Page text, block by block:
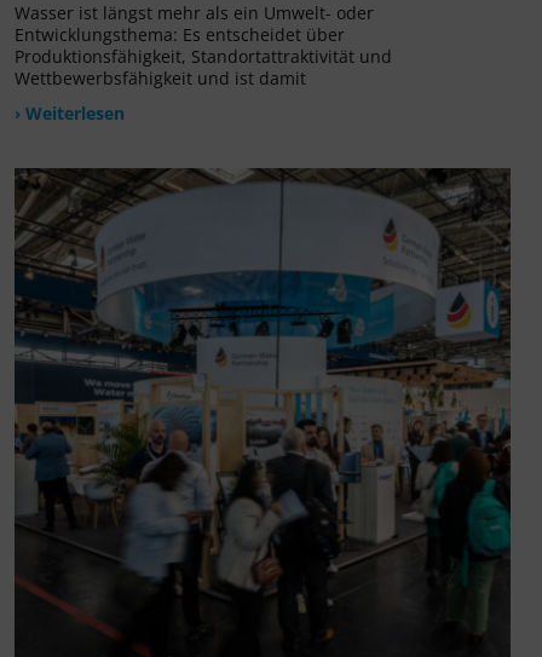
Wasser ist längst mehr als ein Umwelt- oder
Entwicklungsthema: Es entscheidet über
Produktionsfähigkeit, Standortattraktivität und
Wettbewerbsfähigkeit und ist damit
› Weiterlesen